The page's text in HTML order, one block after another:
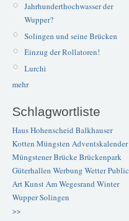
Jahrhunderthochwasser der
Wupper?
Solingen und seine Brücken
Einzug der Rollatoren!
Lurchi
mehr
Schlagwortliste
Haus Hohenscheid Balkhauser
Kotten Müngsten Adventskalender
Müngstener BrückeBrückenpark
Güterhallen Werbung WetterPublic
ArtKunstAm Wegesrand Winter
WupperSolingen
>>